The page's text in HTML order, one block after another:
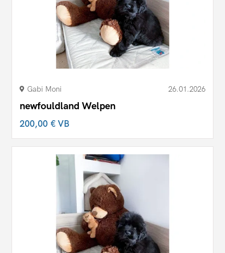
Gabi Moni 26.01.2026
newfouldland Welpen
200,00 €VB